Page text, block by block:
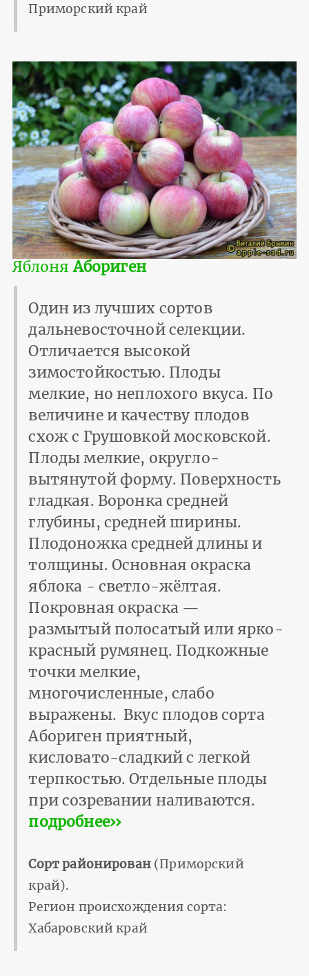
Приморский край
ЯблоняАбориген
Один из лучших сортов
дальневосточной селекции.
Отличается высокой
зимостойкостью. Плоды
мелкие, но неплохого вкуса. По
величине и качеству плодов
схож с Грушовкой московской.
Плоды мелкие, округло-
вытянутой форму. Поверхность
гладкая. Воронка средней
глубины, средней ширины.
Плодоножка средней длины и
толщины. Основная окраска
яблока - светло-жёлтая.
Покровная окраска —
размытый полосатый или ярко-
красный румянец. Подкожные
точки мелкие,
многочисленные, слабо
выражены. Вкус плодов сорта
Абориген приятный,
кисловато-сладкий с легкой
терпкостью. Отдельные плоды
при созревании наливаются.
подробнее››
Сорт районирован(Приморский
край).
Регион происхождения сорта:
Хабаровский край